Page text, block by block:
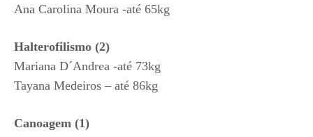
Ana Carolina Moura -até 65kg
Halterofilismo (2)
Mariana D´Andrea -até 73kg
Tayana Medeiros – até 86kg
Canoagem (1)